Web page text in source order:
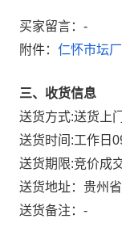
买家留言：-
附件： 仁怀市坛
三、收货信息
送货方式:送货上门
送货时间:工作日
送货期限:竞价成
送货地址： 贵州
送货备注： -